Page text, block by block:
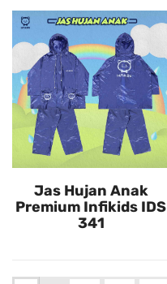
Jas Hujan Anak
Premium Infikids IDS
341